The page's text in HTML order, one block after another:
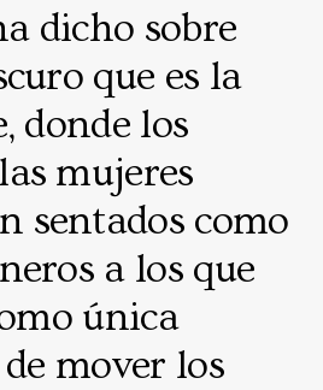
dicho sobre
que es la
donde los
mujeres
sentados como
a los que
única
mover los